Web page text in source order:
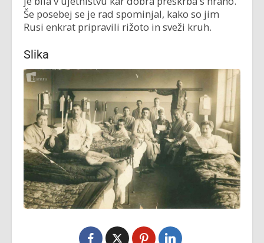
Še posebej se je rad spominjal, kako so jim
Rusi enkrat pripravili rižoto in sveži kruh.
Slika